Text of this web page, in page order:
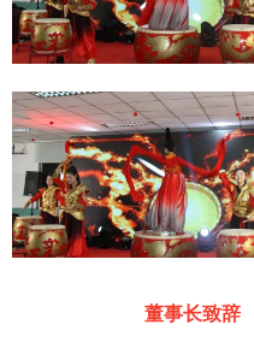
董事长致辞